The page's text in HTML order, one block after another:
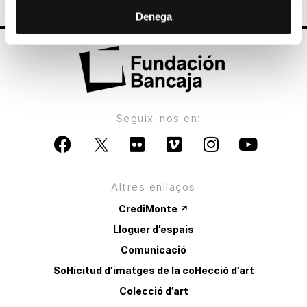
Denega
Seguix-nos en:
Altres enllaços
CrediMonte ↗
Lloguer d’espais
Comunicació
Sol·licitud d’imatges de la col·lecció d’art
Colecció d’art